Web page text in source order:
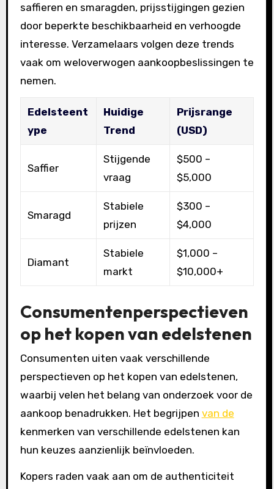
saffieren en smaragden, prijsstijgingen gezien
door beperkte beschikbaarheid en verhoogde
interesse. Verzamelaars volgen deze trends
vaak om weloverwogen aankoopbeslissingen te
nemen.
Edelsteent
ype
Huidige
Trend
Prijsrange
(USD)
Saffier
Stijgende
vraag
$500 –
$5,000
Smaragd
Stabiele
prijzen
$300 –
$4,000
Diamant
Stabiele
markt
$1,000 –
$10,000+
Consumentenperspectieven
op het kopen van edelstenen
Consumenten uiten vaak verschillende
perspectieven op het kopen van edelstenen,
waarbij velen het belang van onderzoek voor de
aankoop benadrukken. Het begrijpen van de
kenmerken van verschillende edelstenen kan
hun keuzes aanzienlijk beïnvloeden.
Kopers raden vaak aan om de authenticiteit